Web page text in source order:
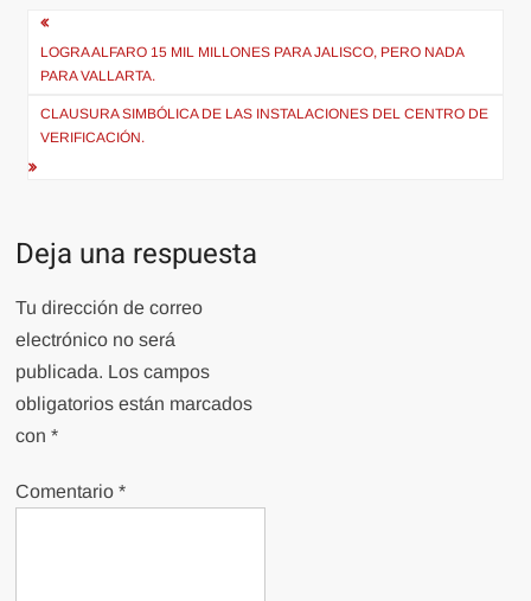
Navegación
de
entradas
LOGRA ALFARO 15 MIL MILLONES PARA JALISCO, PERO NADA
PARA VALLARTA.
CLAUSURA SIMBÓLICA DE LAS INSTALACIONES DEL CENTRO DE
VERIFICACIÓN.
Deja una respuesta
Tu dirección de correo
electrónico no será
publicada. Los campos
obligatorios están marcados
con*
Comentario*